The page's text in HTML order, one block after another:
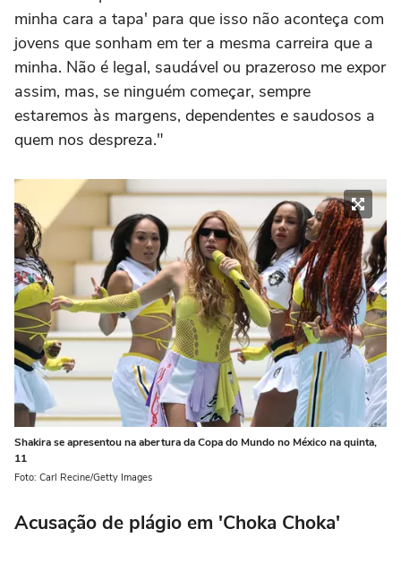
minha cara a tapa' para que isso não aconteça com
jovens que sonham em ter a mesma carreira que a
minha. Não é legal, saudável ou prazeroso me expor
assim, mas, se ninguém começar, sempre
estaremos às margens, dependentes e saudosos a
quem nos despreza."
Shakira se apresentou na abertura da Copa do Mundo no México na quinta,
11
Foto: Carl Recine/Getty Images
Acusação de plágio em 'Choka Choka'